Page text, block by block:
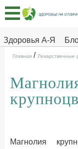
Здоровья А-Я
Главная
Тесты
Про
ДЕТЯМ
Главная / Лекарственные
Магнолия